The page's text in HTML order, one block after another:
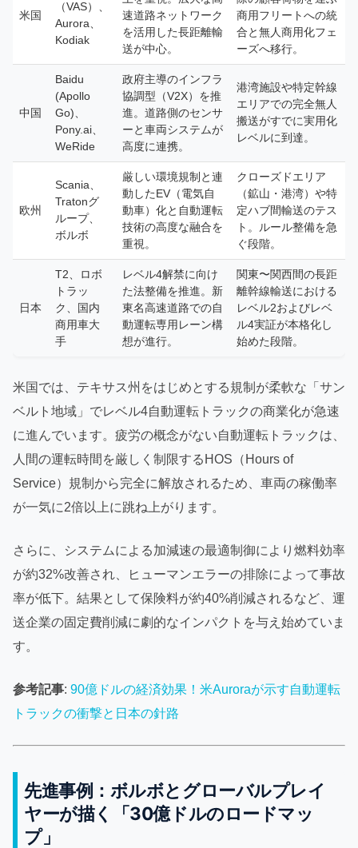
米国
（VAS）、
Aurora、
Kodiak
速道路ネットワーク
を活用した長距離輸
送が中心。
商用フリートへの統
合と無人商用化フェ
ーズへ移行。
中国
Baidu
(Apollo
Go)、
Pony.ai、
WeRide
政府主導のインフラ
協調型（V2X）を推
進。道路側のセンサ
ーと車両システムが
高度に連携。
港湾施設や特定幹線
エリアでの完全無人
搬送がすでに実用化
レベルに到達。
欧州
Scania、
Tratonグ
ループ、
ボルボ
厳しい環境規制と連
動したEV（電気自
動車）化と自動運転
技術の高度な融合を
重視。
クローズドエリア
（鉱山・港湾）や特
定ハブ間輸送のテス
ト。ルール整備を急
ぐ段階。
日本
T2、ロボ
トラッ
ク、国内
商用車大
手
レベル4解禁に向け
た法整備を推進。新
東名高速道路での自
動運転専用レーン構
想が進行。
関東〜関西間の長距
離幹線輸送における
レベル2およびレベ
ル4実証が本格化し
始めた段階。
米国では、テキサス州をはじめとする規制が柔軟な「サン
ベルト地域」でレベル4自動運転トラックの商業化が急速
に進んでいます。疲労の概念がない自動運転トラックは、
人間の運転時間を厳しく制限するHOS（Hours of
Service）規制から完全に解放されるため、車両の稼働率
が一気に2倍以上に跳ね上がります。
さらに、システムによる加減速の最適制御により燃料効率
が約32%改善され、ヒューマンエラーの排除によって事故
率が低下。結果として保険料が約40%削減されるなど、運
送企業の固定費削減に劇的なインパクトを与え始めていま
す。
参考記事: 90億ドルの経済効果！米Auroraが示す自動運転
トラックの衝撃と日本の針路
先進事例：ボルボとグローバルプレイ
ヤーが描く「30億ドルのロードマッ
プ」